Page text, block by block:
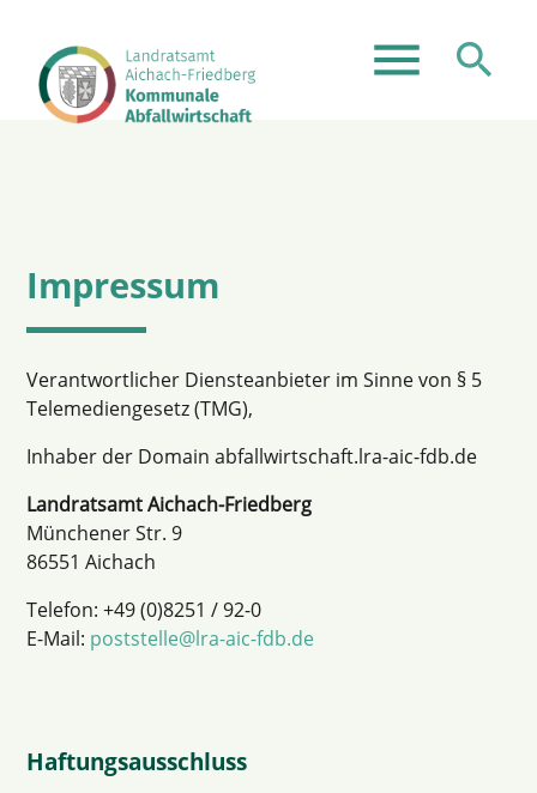
menu search
Impressum
Verantwortlicher Diensteanbieter im Sinne von § 5
Telemediengesetz (TMG),
Inhaber der Domain abfallwirtschaft.lra-aic-fdb.de
Landratsamt Aichach-Friedberg
Münchener Str. 9
86551 Aichach
Telefon: +49 (0)8251 / 92-0
E-Mail: poststelle@lra-aic-fdb.de
Haftungsausschluss